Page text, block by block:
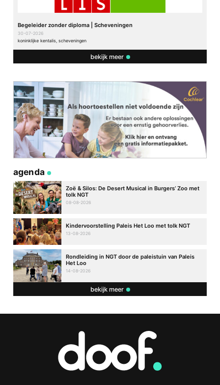
Begeleider zonder diploma | Scheveningen
30-07-2026
koninklijke kentalis, scheveningen
bekijk meer
agenda
Zoë & Silos: De Desert Musical in Burgers’ Zoo met
tolk NGT
08-08-2026
Kindervoorstelling Paleis Het Loo met tolk NGT
13-08-2026
Rondleiding in NGT door de paleistuin van Paleis
Het Loo
14-08-2026
bekijk meer